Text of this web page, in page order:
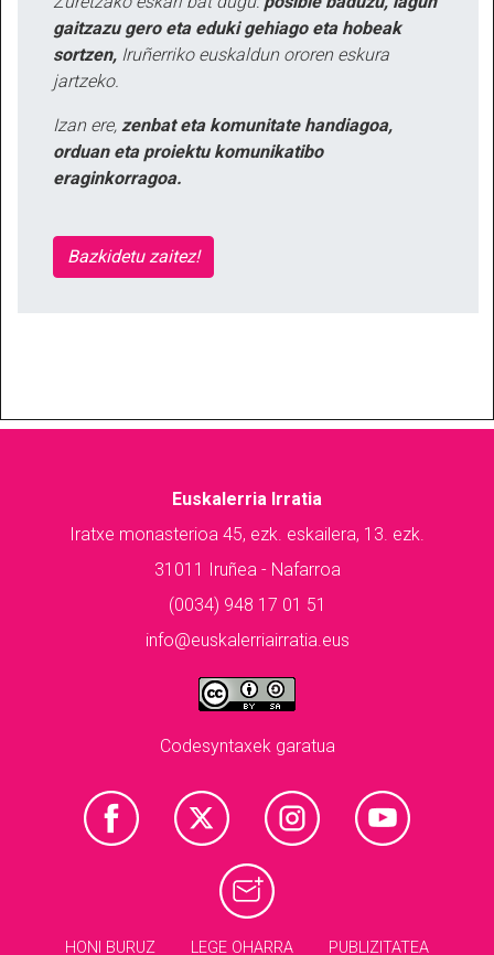
gaitzazu gero eta eduki gehiago eta hobeak
sortzen, Iruñerriko euskaldun ororen eskura
jartzeko.
Izan ere, zenbat eta komunitate handiagoa,
orduan eta proiektu komunikatibo
eraginkorragoa.
Bazkidetu zaitez!
Euskalerria Irratia
Iratxe monasterioa 45, ezk. eskailera, 13. ezk.
31011 Iruñea - Nafarroa
(0034) 948 17 01 51
info@euskalerriairratia.eus
Codesyntaxek garatua
HONI BURUZ LEGE OHARRA PUBLIZITATEA